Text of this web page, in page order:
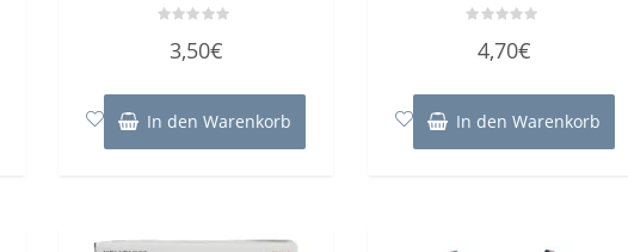
mit
5
3,50€
In den Warenkorb
mit
5
4,70€
In den Warenkorb